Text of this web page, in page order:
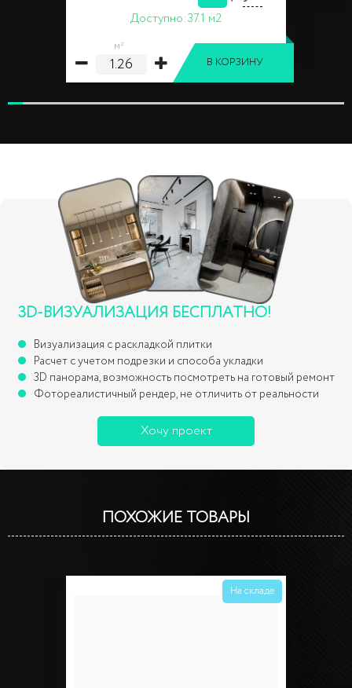
Доступно:37.1 м2
м²
В КОРЗИНУ
3D-ВИЗУАЛИЗАЦИЯ БЕСПЛАТНО!
Визуализация с раскладкой плитки
Расчет с учетом подрезки и способа укладки
3D панорама, возможность посмотреть на готовый ремонт
Фотореалистичный рендер, не отличить от реальности
Хочу проект
ПОХОЖИЕ ТОВАРЫ
На складе